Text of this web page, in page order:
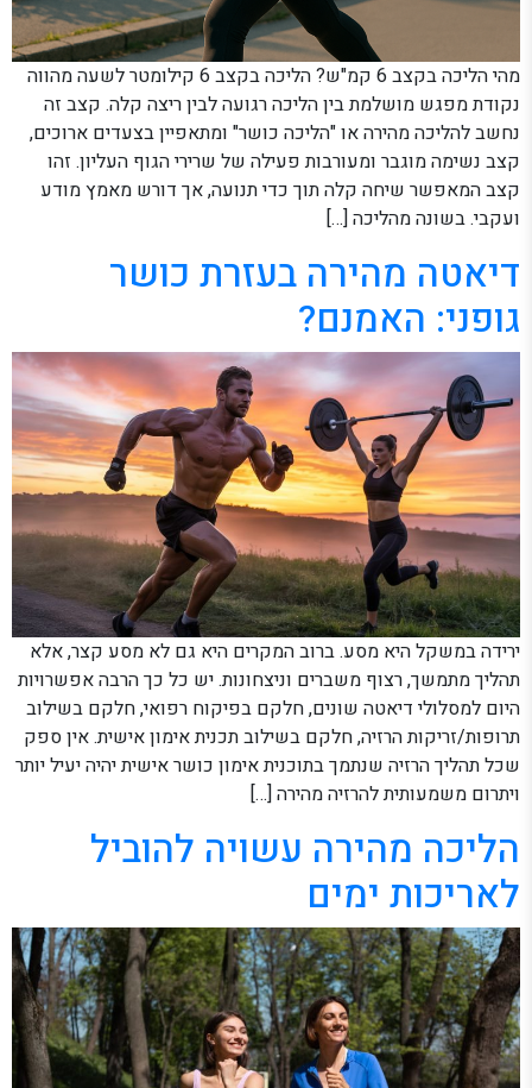
מהי הליכה בקצב 6 קמ"ש? הליכה בקצב 6 קילומטר לשעה מהווה
נקודת מפגש מושלמת בין הליכה רגועה לבין ריצה קלה. קצב זה
נחשב להליכה מהירה או "הליכה כושר" ומתאפיין בצעדים ארוכים,
קצב נשימה מוגבר ומעורבות פעילה של שרירי הגוף העליון. זהו
קצב המאפשר שיחה קלה תוך כדי תנועה, אך דורש מאמץ מודע
ועקבי. בשונה מהליכה […]
דיאטה מהירה בעזרת כושר
גופני: האמנם?
ירידה במשקל היא מסע. ברוב המקרים היא גם לא מסע קצר, אלא
תהליך מתמשך, רצוף משברים וניצחונות. יש כל כך הרבה אפשרויות
היום למסלולי דיאטה שונים, חלקם בפיקוח רפואי, חלקם בשילוב
תרופות/זריקות הרזיה, חלקם בשילוב תכנית אימון אישית. אין ספק
שכל תהליך הרזיה שנתמך בתוכנית אימון כושר אישית יהיה יעיל יותר
ויתרום משמעותית להרזיה מהירה […]
הליכה מהירה עשויה להוביל
לאריכות ימים